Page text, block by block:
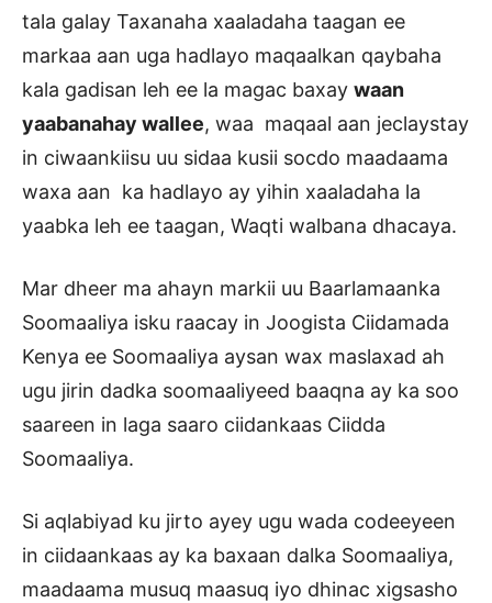
tala galay Taxanaha xaaladaha taagan ee
markaa aan uga hadlayo maqaalkan qaybaha
kala gadisan leh ee la magac baxay waan
yaabanahay wallee, waa maqaal aan jeclaystay
in ciwaankiisu uu sidaa kusii socdo maadaama
waxa aan ka hadlayo ay yihin xaaladaha la
yaabka leh ee taagan, Waqti walbana dhacaya.
Mar dheer ma ahayn markii uu Baarlamaanka
Soomaaliya isku raacay in Joogista Ciidamada
Kenya ee Soomaaliya aysan wax maslaxad ah
ugu jirin dadka soomaaliyeed baaqna ay ka soo
saareen in laga saaro ciidankaas Ciidda
Soomaaliya.
Si aqlabiyad ku jirto ayey ugu wada codeeyeen
in ciidaankaas ay ka baxaan dalka Soomaaliya,
maadaama musuq maasuq iyo dhinac xigsasho